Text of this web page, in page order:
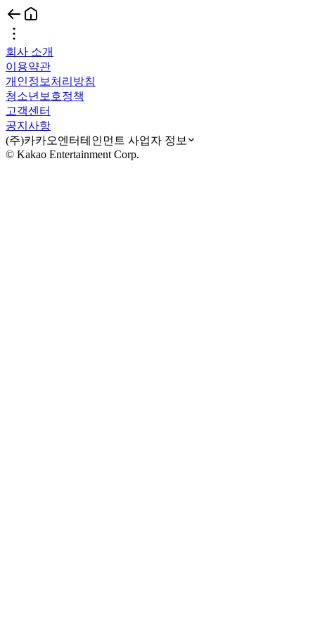
회사 소개
이용약관
개인정보처리방침
청소년보호정책
고객센터
공지사항
(주)카카오엔터테인먼트 사업자 정보
© Kakao Entertainment Corp.